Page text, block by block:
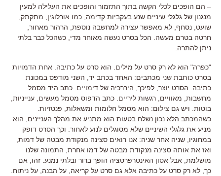
– הם הופכים לכלי הקשה בתוך התזמור והופכים את העלילה למעין
מנגנון של גלגלי שיניים שנע בעקביות קדימה, כמו אורלוגין, מתקתק,
שועט, נסחף, לא מאפשר עצירה למחשבה נוספת, הרהור מאחור,
חרטה בטרם מעשה. הכל בסרט נעשה מאוחר מדי, כשהכל כבר בלתי
ניתן להתרה.
"כפרה" הוא לא רק סרט על מילים. הוא סרט על כתיבה. אחת הדמויות
בסרט כותבת שני מכתבים: האחד בכתב יד, השני מודפס במכונת
כתיבה. הסרט יוצר, לפיכך, היררכיה של דימויים: כתב היד מסמל
מחשבות, מאוויים, רגשות ליריים. כתב הדפוס מסמל מעשים, ענייניות,
בוטות. ויש גם צילום: הוא מסמל חלומות ומשאלות, פנטזיות.
כשהמכתב הלא נכון נשלח בטעות הוא מתניע את מהלך העניינים, הוא
מניע את גלגלי השיניים שלא מסוגלים לנוע לאחור. וכך הסרט דופק
במחוגיו, שניה אחר שניה: אנו רואים סצינה מנקודת מבטה של דמות,
ואז את אותה סצינה מנקודת מבטה של דמו אחרת, התמונה שלנו
מושלמת, אבל אסון האינטרפרטציה הופך ברור ובלתי נמנע. זהו, אם
כך, לא רק סרט על כתיבה אלא גם סרט על קריאה, על הבנה, על ניתוח.